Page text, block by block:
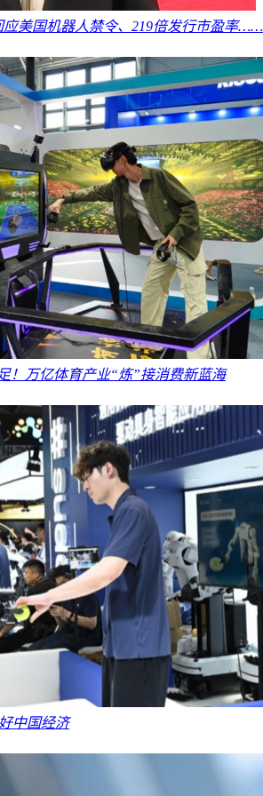
应美国机器人禁令、219倍发行市盈率……
！万亿体育产业“炼”接消费新蓝海
中国经济